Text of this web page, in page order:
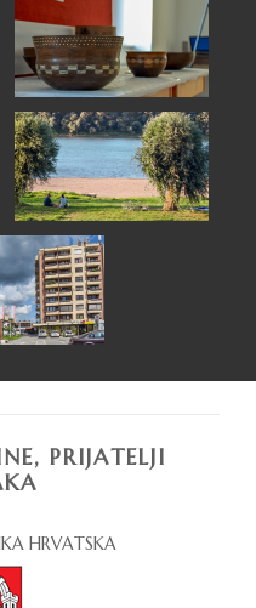
PRIJATELJI
HRVATSKA